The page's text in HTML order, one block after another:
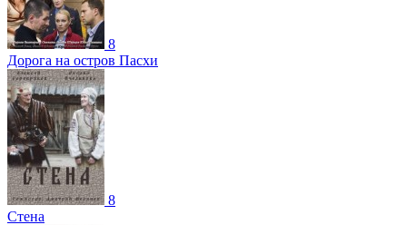
8
Дорога на остров Пасхи
8
Стена